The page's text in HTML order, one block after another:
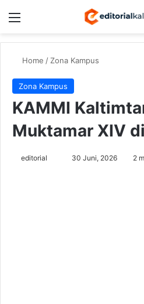
Menu
Home /Zona Kampus
Zona Kampus
KAMMI
Muktamar XIV
editorial 30 Juni, 2026 2